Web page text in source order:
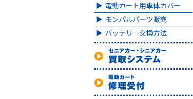
電動カート用車体カバー
モンパルパーツ販売
バッテリー交換方法